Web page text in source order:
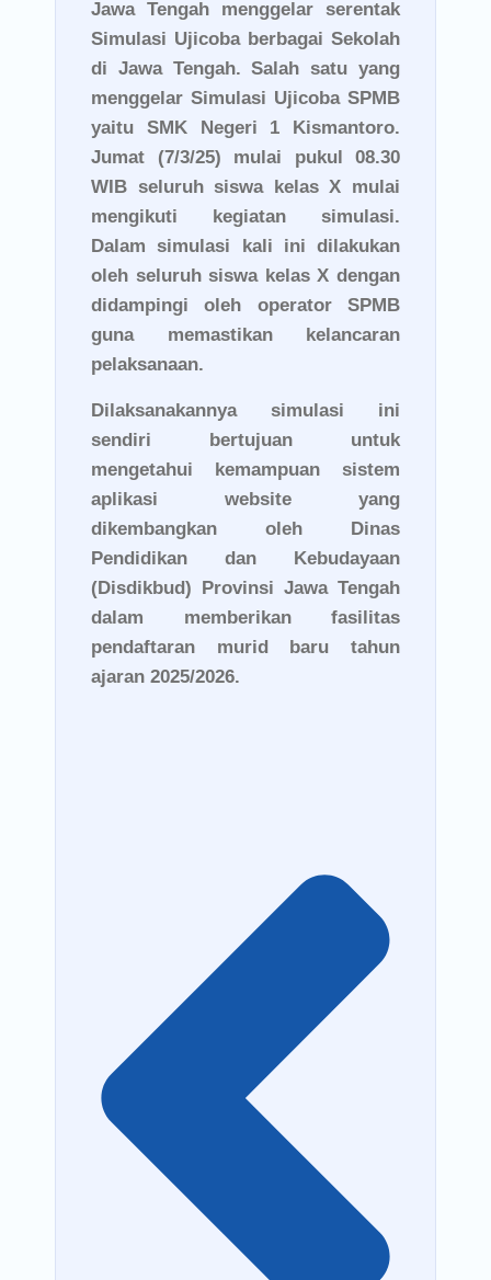
Jawa Tengah menggelar serentak
Simulasi Ujicoba berbagai Sekolah
di Jawa Tengah. Salah satu yang
menggelar Simulasi Ujicoba SPMB
yaitu SMK Negeri 1 Kismantoro.
Jumat (7/3/25) mulai pukul 08.30
WIB seluruh siswa kelas X mulai
mengikuti kegiatan simulasi.
Dalam simulasi kali ini dilakukan
oleh seluruh siswa kelas X dengan
didampingi oleh operator SPMB
guna memastikan kelancaran
pelaksanaan.
Dilaksanakannya simulasi ini
sendiri bertujuan untuk
mengetahui kemampuan sistem
aplikasi website yang
dikembangkan oleh Dinas
Pendidikan dan Kebudayaan
(Disdikbud) Provinsi Jawa Tengah
dalam memberikan fasilitas
pendaftaran murid baru tahun
ajaran 2025/2026.